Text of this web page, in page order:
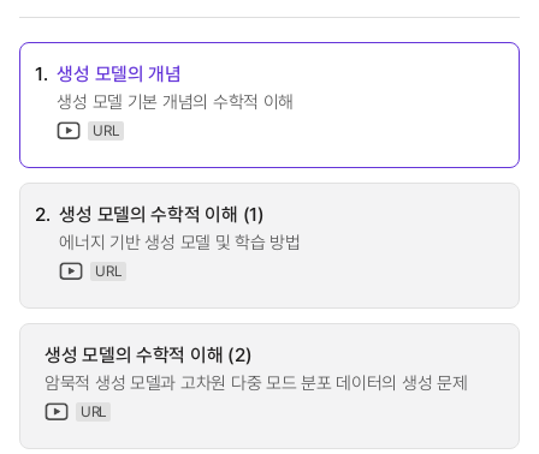
1. 생성 모델의 개념
생성 모델 기본 개념의 수학적 이해
URL
2. 생성 모델의 수학적 이해 (1)
에너지 기반 생성 모델 및 학습 방법
URL
생성 모델의 수학적 이해 (2)
암묵적 생성 모델과 고차원 다중 모드 분포 데이터의 생성 문제
URL